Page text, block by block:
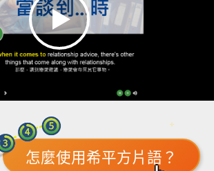
怎麼使用希平方片語？